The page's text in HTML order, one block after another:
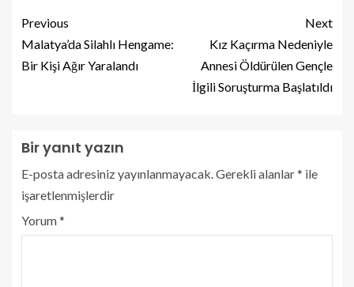
Previous
Malatya’da Silahlı Hengame:
Bir Kişi Ağır Yaralandı
Next
Kız Kaçırma Nedeniyle
Annesi Öldürülen Gençle
İlgili Soruşturma Başlatıldı
Bir yanıt yazın
E-posta adresiniz yayınlanmayacak.Gerekli alanlar* ile
işaretlenmişlerdir
Yorum*